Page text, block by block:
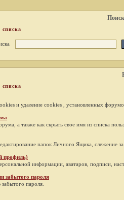
и удаление cookies , установленных
а также как скрыть свое имя из списка
папок Личного Ящика, слежение
профиль)
информации, аватаров, подписи,
забытого пароля
пароля.